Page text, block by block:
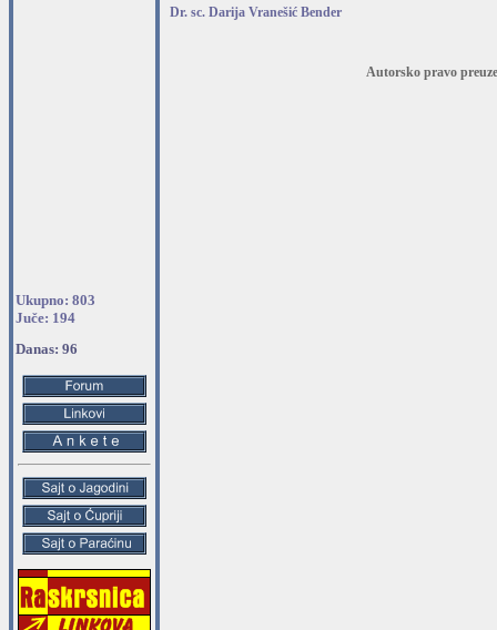
Ukupno: 803
Juče: 194
Danas: 96
Dr. sc. Darija Vranešić Bender
Autorsko pravo